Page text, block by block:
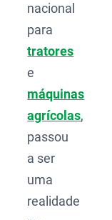
nacional
para
tratores
e
máquinas
agrícolas,
passou
a ser
uma
realidade